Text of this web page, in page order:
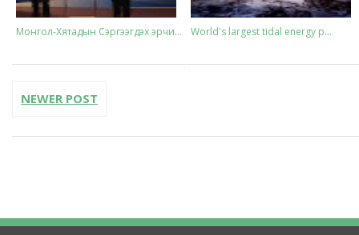
Монгол-Хятадын Сэргээгдэх эрчи... World's largest tidal energy p...
NEWER POST